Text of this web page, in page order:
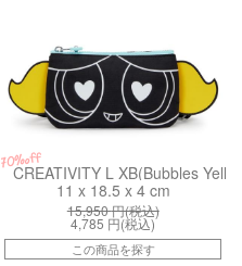
70%off
CREATIVITY L XB(Bubbles
11 x 18.5 x 4 cm
15,950円(税込)
4,785 円(税込)
この商品を探す